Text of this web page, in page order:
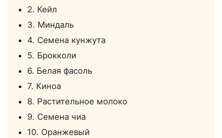
2. Кейл
3. Миндаль
4. Семена кунжута
5. Брокколи
6. Белая фасоль
7. Киноа
8. Растительное молоко
9. Семена чиа
10. Оранжевый